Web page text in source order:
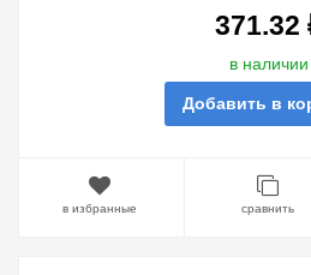
371.32
в наличии
Добавить в
в избранные сравнить